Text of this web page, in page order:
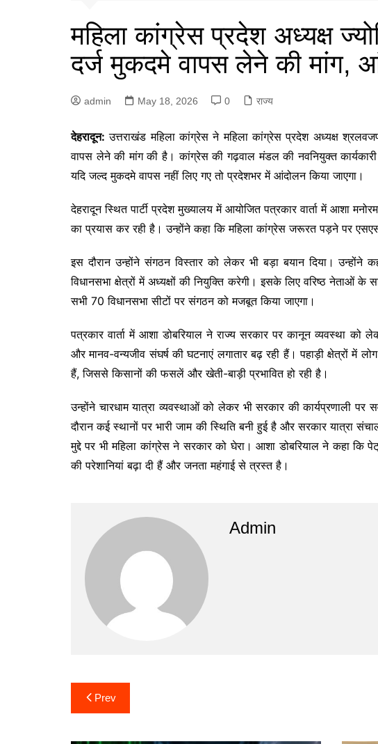
महिला कांग्रेस प्रदेश अध्यक्ष
दर्ज मुकदमे वापस लेने की मांग,
admin May 18, 2026 0 राज्य
देहरादून: उत्तराखंड महिला कांग्रेस ने महिला कांग्रेस प्रदेश अध्यक्ष
वापस लेने की मांग की है। कांग्रेस की गढ़वाल मंडल की नवनियुक्त
यदि जल्द मुकदमे वापस नहीं लिए गए तो प्रदेशभर में आंदोलन किया जाएगा।
देहरादून स्थित पार्टी प्रदेश मुख्यालय में आयोजित पत्रकार वार्ता में आशा
का प्रयास कर रही है। उन्होंने कहा कि महिला कांग्रेस जरूरत पड़ने पर
इस दौरान उन्होंने संगठन विस्तार को लेकर भी बड़ा बयान दिया।
विधानसभा क्षेत्रों में अध्यक्षों की नियुक्ति करेगी। इसके लिए वरिष्ठ नेताओं के
सभी 70 विधानसभा सीटों पर संगठन को मजबूत किया जाएगा।
पत्रकार वार्ता में आशा डोबरियाल ने राज्य सरकार पर कानून व्यवस्था को
और मानव-वन्यजीव संघर्ष की घटनाएं लगातार बढ़ रही हैं। पहाड़ी क्षेत्रों में
हैं, जिससे किसानों की फसलें और खेती-बाड़ी प्रभावित हो रही है।
उन्होंने चारधाम यात्रा व्यवस्थाओं को लेकर भी सरकार की कार्यप्रणाली
दौरान कई स्थानों पर भारी जाम की स्थिति बनी हुई है और सरकार यात्रा
मुद्दे पर भी महिला कांग्रेस ने सरकार को घेरा। आशा डोबरियाल ने कहा
की परेशानियां बढ़ा दी हैं और जनता महंगाई से त्रस्त है।
Admin
Post
navigation
Prev